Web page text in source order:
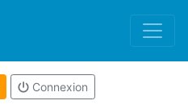
Connexion